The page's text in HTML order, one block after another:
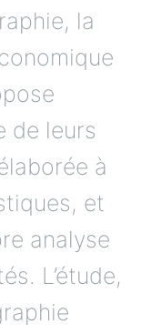
la
de leurs
à
et
analyse
L’étude,